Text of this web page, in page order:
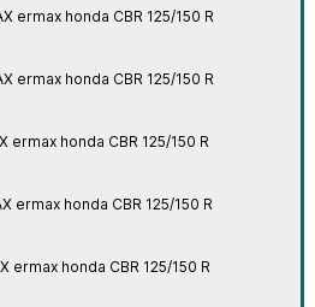
ermax honda CBR 125/150 R
ermax honda CBR 125/150 R
ermax honda CBR 125/150 R
ermax honda CBR 125/150 R
ermax honda CBR 125/150 R